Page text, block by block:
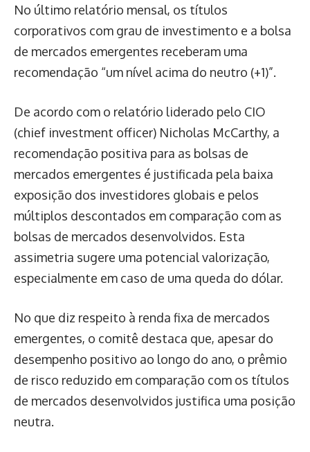
No último relatório mensal, os títulos
corporativos com grau de investimento e a bolsa
de mercados emergentes receberam uma
recomendação “um nível acima do neutro (+1)”.
De acordo com o relatório liderado pelo CIO
(chief investment officer) Nicholas McCarthy, a
recomendação positiva para as bolsas de
mercados emergentes é justificada pela baixa
exposição dos investidores globais e pelos
múltiplos descontados em comparação com as
bolsas de mercados desenvolvidos. Esta
assimetria sugere uma potencial valorização,
especialmente em caso de uma queda do dólar.
No que diz respeito à renda fixa de mercados
emergentes, o comitê destaca que, apesar do
desempenho positivo ao longo do ano, o prêmio
de risco reduzido em comparação com os títulos
de mercados desenvolvidos justifica uma posição
neutra.